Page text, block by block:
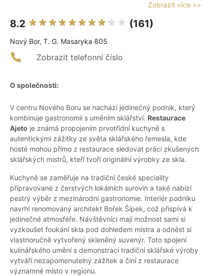
Zobrazit více >>
8.2 (161)
Nový Bor, T. G. Masaryka 805
Zobrazit telefonní číslo
O společnosti:
V centru Nového Boru se nachází jedinečný podnik, který
kombinuje gastronomii s uměním sklářství. Restaurace
Ajeto je známá propojením prvotřídní kuchyně s
autentickými zážitky ze světa sklářského řemesla, kde
hosté mohou přímo z restaurace sledovat práci zkušených
sklářských mistrů, kteří tvoří originální výrobky ze skla.
Kuchyně se zaměřuje na tradiční české speciality
připravované z čerstvých lokálních surovin a také nabízí
pestrý výběr z mezinárodní gastronomie. Interiér podniku
navrhl renomovaný architekt Bořek Šípek, což přispívá k
jedinečné atmosféře. Návštěvníci mají možnost sami si
vyzkoušet foukání skla pod dohledem mistra a odnést si
vlastnoručně vytvořený skleněný suvenýr. Toto spojení
kulinářského umění s demonstrací tradiční sklářské výroby
vytváří nezapomenutelný zážitek a činí z restaurace
významné místo v regionu.